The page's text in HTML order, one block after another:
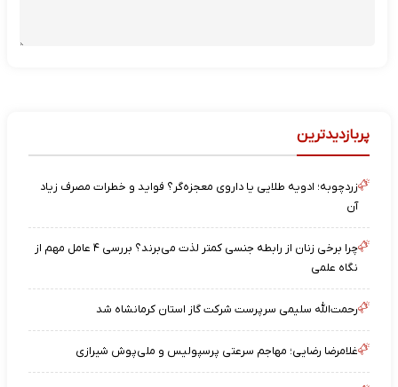
پربازدیدترین
زردچوبه؛ ادویه طلایی یا داروی معجزه‌گر؟ فواید و خطرات مصرف زیاد
آن
چرا برخی زنان از رابطه جنسی کمتر لذت می‌برند؟ بررسی ۴ عامل مهم از
نگاه علمی
رحمت‌الله سلیمی سرپرست شرکت گاز استان کرمانشاه شد
غلامرضا رضایی؛ مهاجم سرعتی پرسپولیس و ملی‌پوش شیرازی